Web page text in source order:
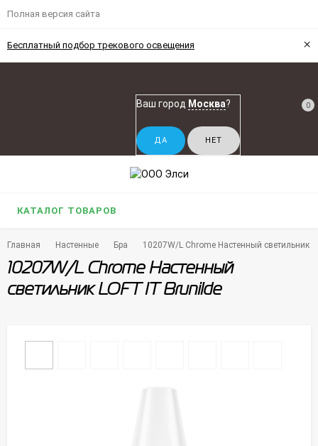
Полная версия сайта
Бесплатный подбор трекового освещения ×
Ваш город Москва? 0
КАТАЛОГ ТОВАРОВ
Главная Настенные Бра 10207W/L Chrome Настенный светильник
10207W/L Chrome Настенный
светильник LOFT IT Brunilde